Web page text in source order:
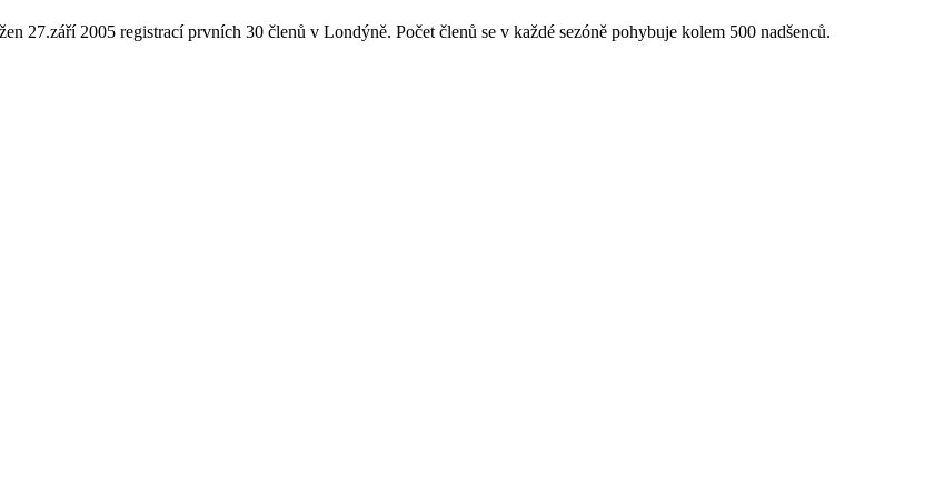
27.září 2005 registrací prvních 30 členů v Londýně. Počet členů se v každé sezóně pohybuje kolem 500 nadšenců.